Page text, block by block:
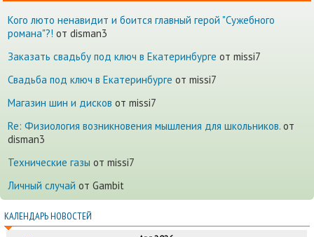
Кого люто ненавидит и боится главный герой "Сужебного
романа"?! от disman3
Заказать свадьбу под ключ в Екатеринбурге от missi7
Cвадьба под ключ в Екатеринбурге от missi7
Магазин шин и дисков от missi7
Re: Физиология возникновения мышления для школьников. от
disman3
Технические газы от missi7
Личный случай от Gambit
КАЛЕНДАРЬ НОВОСТЕЙ